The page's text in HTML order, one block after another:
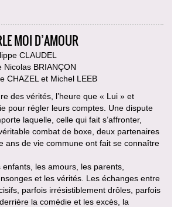
MOI D’AMOUR
CLAUDEL
Nicolas BRIANÇON
CHAZEL et Michel LEEB
des vérités, l’heure que « Lui » et
pour régler leurs comptes. Une dispute
laquelle, celle qui fait s’affronter,
combat de boxe, deux partenaires
ans de vie commune ont fait se connaître
les amours, les parents,
et les vérités. Les échanges entre
parfois irrésistiblement drôles, parfois
la comédie et les excès, la